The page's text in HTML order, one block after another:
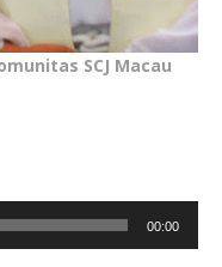
SCJ Macau
00:00